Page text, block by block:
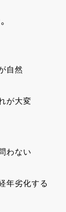
自然
が大変
わない
年劣化する